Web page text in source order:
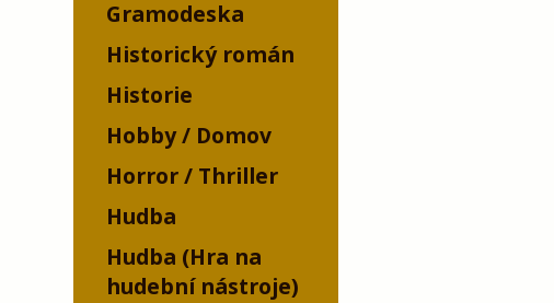
Gramodeska
Historický román
Historie
Hobby / Domov
Horror / Thriller
Hudba
Hudba (Hra na
hudební nástroje)